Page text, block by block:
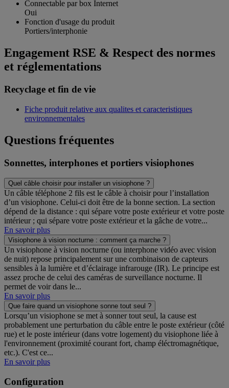
Connectable par box Internet
Oui
Fonction d'usage du produit
Portiers/interphonie
Engagement RSE & Respect des normes
et réglementations
Recyclage et fin de vie
Fiche produit relative aux qualites et caracteristiques
environnementales
Questions fréquentes
Sonnettes, interphones et portiers visiophones
Quel câble choisir pour installer un visiophone ?
Un câble téléphone 2 fils est le câble à choisir pour l’installation
d’un visiophone. Celui-ci doit être de la bonne section. La section
dépend de la distance : qui sépare votre poste extérieur et votre poste
intérieur ; qui sépare votre poste extérieur et la gâche de votre...
En savoir plus
Visiophone à vision nocturne : comment ça marche ?
Un visiophone à vision nocturne (ou interphone vidéo avec vision
de nuit) repose principalement sur une combinaison de capteurs
sensibles à la lumière et d’éclairage infrarouge (IR). Le principe est
assez proche de celui des caméras de surveillance nocturne. Il
permet de voir dans le...
En savoir plus
Que faire quand un visiophone sonne tout seul ?
Lorsqu’un visiophone se met à sonner tout seul, la cause est
probablement une perturbation du câble entre le poste extérieur (côté
rue) et le poste intérieur (dans votre logement) du visiophone liée à
l'environnement (proximité courant fort, champ éléctromagnétique,
etc.). C'est ce...
En savoir plus
Configuration